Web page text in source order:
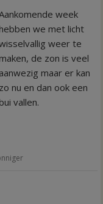
week
hebben we met licht
weer te
maken, de zon is veel
aanwezig maar er kan
zo nu en dan ook een
bui vallen.